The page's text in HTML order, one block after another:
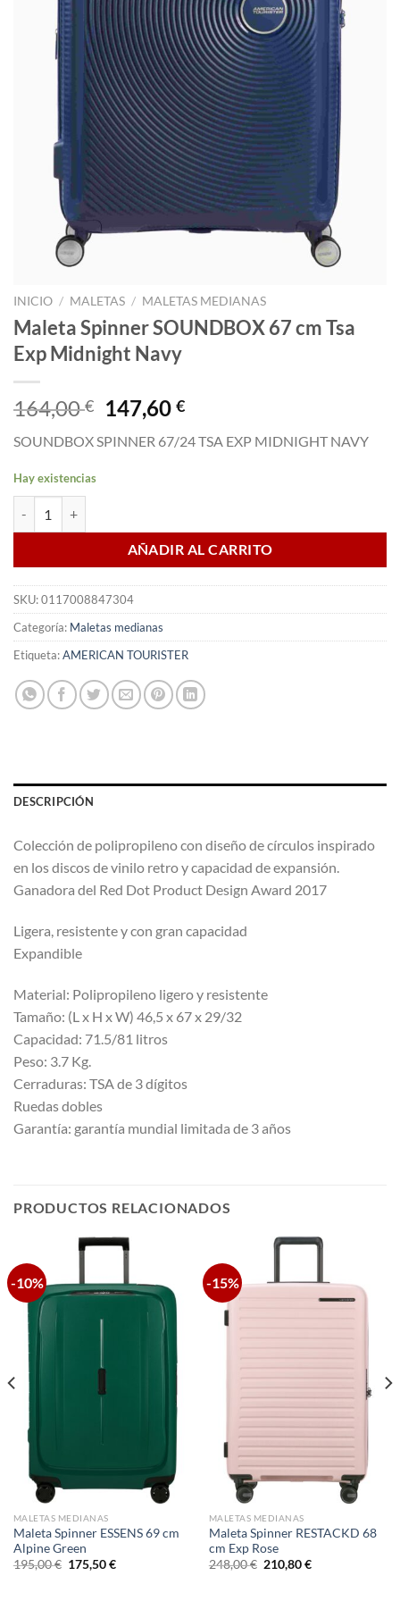
INICIO / MALETAS / MALETAS MEDIANAS
Maleta Spinner SOUNDBOX 67 cm Tsa
Exp Midnight Navy
164,00€
El
precio
original
147,60€El
actual
SOUNDBOX SPINNER 67/24 TSA EXP MIDNIGHT NAVY
Hay existencias
AÑADIR AL CARRITO
SKU:0117008847304
Categoría: Maletas medianas
Etiqueta:AMERICAN TOURISTER
DESCRIPCIÓN
Colección de polipropileno con diseño de círculos inspirado
en los discos de vinilo retro y capacidad de expansión.
Ganadora del Red Dot Product Design Award 2017
Ligera, resistente y con gran capacidad
Expandible
Material: Polipropileno ligero y resistente
Tamaño: (L x H x W) 46,5 x 67 x 29/32
Capacidad: 71.5/81 litros
Peso: 3.7 Kg.
Cerraduras: TSA de 3 dígitos
Ruedas dobles
Garantía: garantía mundial limitada de 3 años
PRODUCTOS RELACIONADOS
-10%
MALETAS MEDIANAS
Maleta Spinner ESSENS 69 cm
Alpine Green
195,00€ El
precio
175,50€El
-15%
MALETAS MEDIANAS
Maleta Spinner RESTACKD 68
cm Exp Rose
248,00€ El
precio
210,80€El